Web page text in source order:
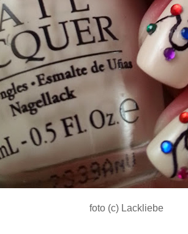
foto (c) Lackliebe